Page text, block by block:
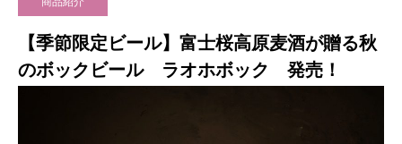
【季節限定ビール】富士桜高原麦酒が贈る秋
のボックビール ラオホボック 発売！